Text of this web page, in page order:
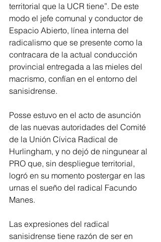
territorial que la UCR tiene”. De este
modo el jefe comunal y conductor de
Espacio Abierto, línea interna del
radicalismo que se presente como la
contracara de la actual conducción
provincial entregada a las mieles del
macrismo, confían en el entorno del
sanisidrense.
Posse estuvo en el acto de asunción
de las nuevas autoridades del Comité
de la Unión Cívica Radical de
Hurlingham, y no dejó de ningunear al
PRO que, sin despliegue territorial,
logró en su momento postergar en las
urnas el sueño del radical Facundo
Manes.
Las expresiones del radical
sanisidrense tiene razón de ser en